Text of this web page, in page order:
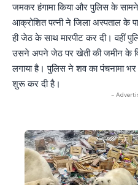
जमकर हंगामा किया और पुलिस के
आक्रोशित पत्नी ने जिला अस्पताल के
ही जेठ के साथ मारपीट कर दी। वहीं
उसने अपने जेठ पर खेती की जमीन के
लगाया है। पुलिस ने शव का पंचनामा भर
शुरू कर दी है।
-